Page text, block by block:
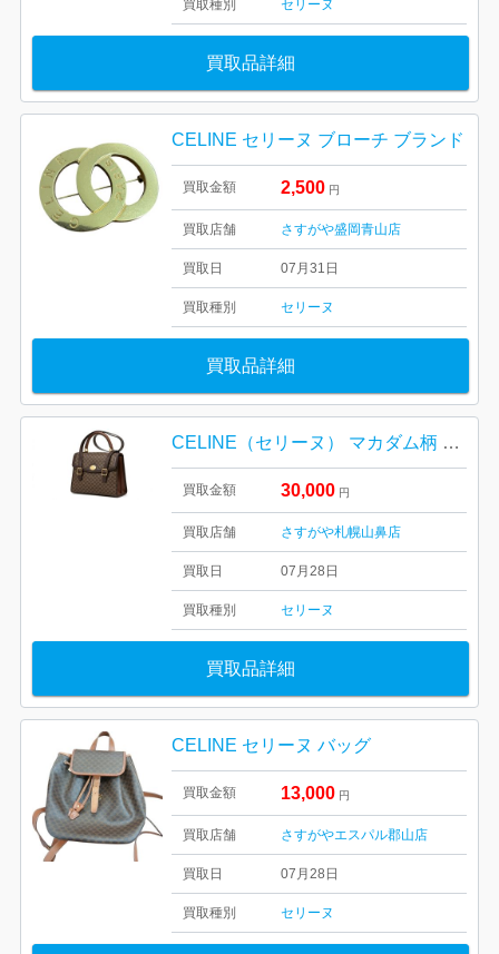
買取種別 セリーヌ
買取品詳細
CELINE セリーヌ ブローチ ブランド
買取金額 2,500 円
買取店舗 さすがや盛岡青山店
買取日 07月31日
買取種別 セリーヌ
買取品詳細
CELINE（セリーヌ） マカダム柄 PVC×レザー 2WAY ハンドバッグ
買取金額 30,000 円
買取店舗 さすがや札幌山鼻店
買取日 07月28日
買取種別 セリーヌ
買取品詳細
CELINE セリーヌ バッグ
買取金額 13,000 円
買取店舗 さすがやエスパル郡山店
買取日 07月28日
買取種別 セリーヌ